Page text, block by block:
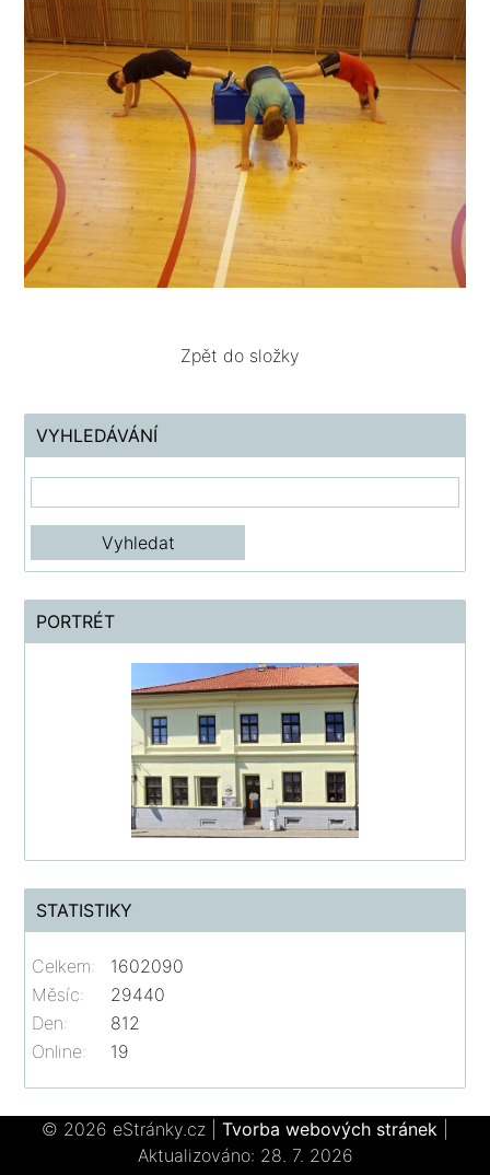
Zpět do složky
VYHLEDÁVÁNÍ
PORTRÉT
STATISTIKY
Online: 19
Celkem:
1602090
Měsíc:
29440
Den:
812
© 2026 eStránky.cz Tvorba webových stránek
Aktualizováno: 28. 7. 2026